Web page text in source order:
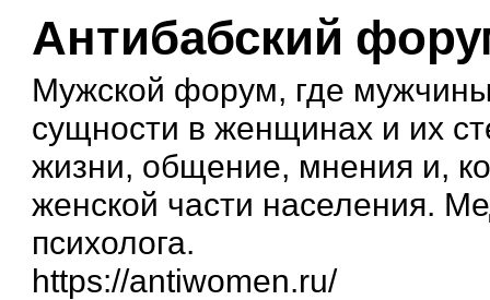
Антибабский
Мужской форум, где
сущности в женщинах и их
жизни, общение, мнения и,
женской части населения.
психолога.
https://antiwomen.ru/